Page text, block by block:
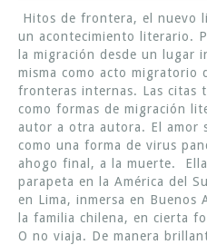
Hitos de frontera, el nuevo
un acontecimiento literario.
la migración desde un lugar
misma como acto migratorio
fronteras internas. Las citas
como formas de migración
autor a otra autora. El amor
como una forma de virus
ahogo final, a la muerte.
parapeta en la América del
en Lima, inmersa en Buenos
la familia chilena, en cierta
O no viaja. De manera